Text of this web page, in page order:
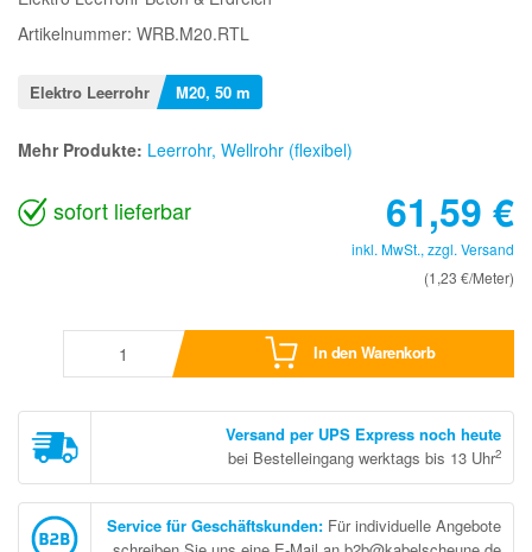
Artikelnummer: WRB.M20.RTL
Elektro Leerrohr M20, 50 m
Mehr Produkte: Leerrohr, Wellrohr (flexibel)
sofort lieferbar 61,59 €
inkl. MwSt., zzgl. Versand
(1,23 €/Meter)
In den Warenkorb
Versand per UPS Express noch heute
bei Bestelleingang werktags bis 13 Uhr2
Service für Geschäftskunden: Für individuelle Angebote